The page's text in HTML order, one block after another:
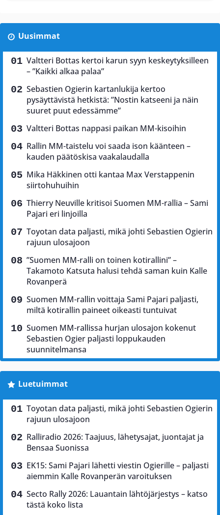
Uusimmat
Valtteri Bottas kertoi karun syyn keskeytyksilleen
– ”Kaikki alkaa palaa”
Sebastien Ogierin kartanlukija kertoo
pysäyttävistä hetkistä: ”Nostin katseeni ja näin
suuret puut edessämme”
Valtteri Bottas nappasi paikan MM-kisoihin
Rallin MM-taistelu voi saada ison käänteen –
kauden päätöskisa vaakalaudalla
Mika Häkkinen otti kantaa Max Verstappenin
siirtohuhuihin
Thierry Neuville kritisoi Suomen MM-rallia – Sami
Pajari eri linjoilla
Toyotan data paljasti, mikä johti Sebastien Ogierin
rajuun ulosajoon
”Suomen MM-ralli on toinen kotirallini” –
Takamoto Katsuta halusi tehdä saman kuin Kalle
Rovanperä
Suomen MM-rallin voittaja Sami Pajari paljasti,
miltä kotirallin paineet oikeasti tuntuivat
Suomen MM-rallissa hurjan ulosajon kokenut
Sebastien Ogier paljasti loppukauden
suunnitelmansa
Luetuimmat
Toyotan data paljasti, mikä johti Sebastien Ogierin
rajuun ulosajoon
Ralliradio 2026: Taajuus, lähetysajat, juontajat ja
Bensaa Suonissa
EK15: Sami Pajari lähetti viestin Ogierille – paljasti
aiemmin Kalle Rovanperän varoituksen
Secto Rally 2026: Lauantain lähtöjärjestys – katso
tästä koko lista